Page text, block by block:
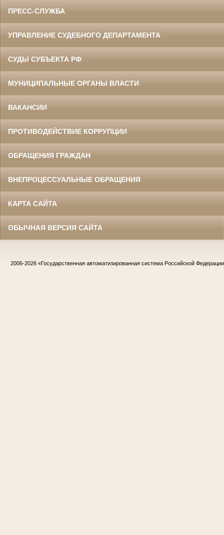
ПРЕСС-СЛУЖБА
УПРАВЛЕНИЕ СУДЕБНОГО ДЕПАРТАМЕНТА
СУДЫ СУБЪЕКТА РФ
МУНИЦИПАЛЬНЫЕ ОРГАНЫ ВЛАСТИ
ВАКАНСИИ
ПРОТИВОДЕЙСТВИЕ КОРРУПЦИИ
ОБРАЩЕНИЯ ГРАЖДАН
ВНЕПРОЦЕССУАЛЬНЫЕ ОБРАЩЕНИЯ
КАРТА САЙТА
ОБЫЧНАЯ ВЕРСИЯ САЙТА
2006-2026 «Государственная автоматизированная система Российской